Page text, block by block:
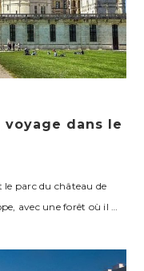
voyage dans le
parc du château de
avec une forêt où il …